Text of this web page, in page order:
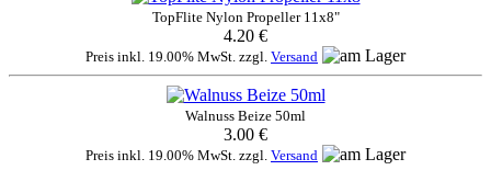
TopFlite Nylon Propeller 11x8"
4.20 €
Preis inkl. 19.00% MwSt. zzgl. Versand
Walnuss Beize 50ml
3.00 €
Preis inkl. 19.00% MwSt. zzgl. Versand